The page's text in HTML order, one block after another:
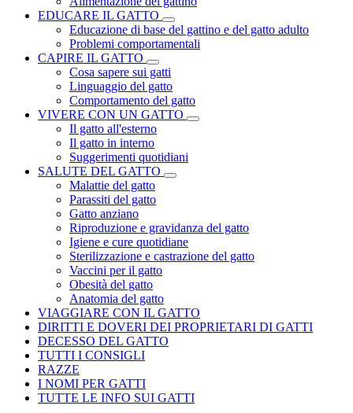
EDUCARE IL GATTO
Educazione di base del gattino e del gatto adulto
Problemi comportamentali
CAPIRE IL GATTO
Cosa sapere sui gatti
Linguaggio del gatto
Comportamento del gatto
VIVERE CON UN GATTO
Il gatto all'esterno
Il gatto in interno
Suggerimenti quotidiani
SALUTE DEL GATTO
Malattie del gatto
Parassiti del gatto
Gatto anziano
Riproduzione e gravidanza del gatto
Igiene e cure quotidiane
Sterilizzazione e castrazione del gatto
Vaccini per il gatto
Obesità del gatto
Anatomia del gatto
VIAGGIARE CON IL GATTO
DIRITTI E DOVERI DEI PROPRIETARI DI GATTI
DECESSO DEL GATTO
TUTTI I CONSIGLI
RAZZE
I NOMI PER GATTI
TUTTE LE INFO SUI GATTI